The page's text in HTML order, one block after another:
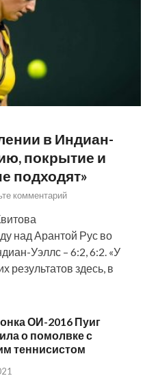
в Индиан-
покрытие и
подходят»
комментарий
над Арантой Рус во
Уэллс – 6:2, 6:2. «У
результатов здесь, в
ОИ-2016 Пуиг
о помолвке с
теннисистом